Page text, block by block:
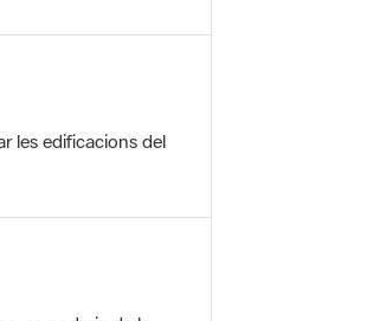
les edificacions del